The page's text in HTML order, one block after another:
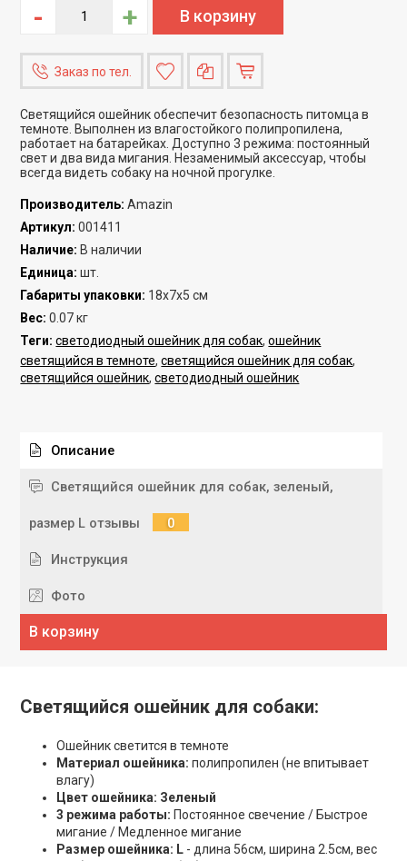
- +
Заказ по тел.
Светящийся ошейник обеспечит безопасность питомца в
темноте. Выполнен из влагостойкого полипропилена,
работает на батарейках. Доступно 3 режима: постоянный
свет и два вида мигания. Незаменимый аксессуар, чтобы
всегда видеть собаку на ночной прогулке.
Производитель: Amazin
Артикул: 001411
Наличие: В наличии
Единица: шт.
Габариты упаковки: 18х7х5 см
Вес: 0.07 кг
Теги: светодиодный ошейник для собак,ошейник
светящийся в темноте,светящийся ошейник для собак,
светящийся ошейник,светодиодный ошейник
Описание
Светящийся ошейник для собак, зеленый,
размер L отзывы 0
Инструкция
Фото
В корзину
Светящийся ошейник для собаки:
Ошейник светится в темноте
Материал ошейника: полипропилен (не впитывает
влагу)
Цвет ошейника: Зеленый
3 режима работы: Постоянное свечение / Быстрое
мигание / Медленное мигание
Размер ошейника: L - длина 56см, ширина 2.5см, вес